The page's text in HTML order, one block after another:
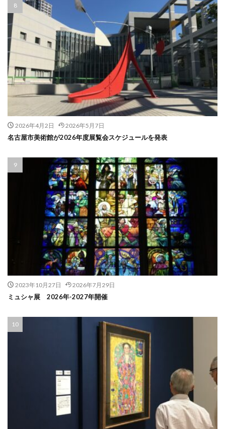
2026年4月2日 2026年5月7日
名古屋市美術館が2026年度展覧会スケジュールを発表
2023年10月27日 2026年7月29日
ミュシャ展 2026年-2027年開催